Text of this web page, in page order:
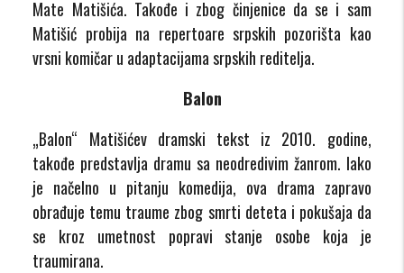
Mate Matišića. Takođe i zbog činjenice da se i sam
Matišić probija na repertoare srpskih pozorišta kao
vrsni komičar u adaptacijama srpskih reditelja.
Balon
„Balon“ Matišićev dramski tekst iz 2010. godine,
takođe predstavlja dramu sa neodredivim žanrom. Iako
je načelno u pitanju komedija, ova drama zapravo
obrađuje temu traume zbog smrti deteta i pokušaja da
se kroz umetnost popravi stanje osobe koja je
traumirana.